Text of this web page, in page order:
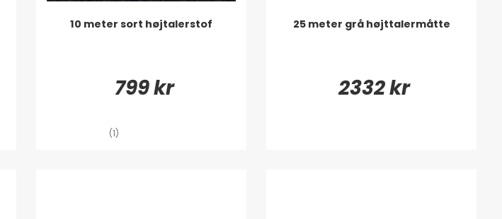
10 meter sort højtalerstof
799 kr
(1)
25 meter grå højttalermåtte
2332 kr